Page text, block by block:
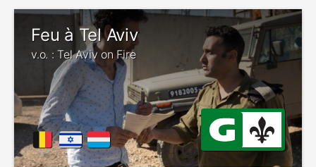
Feu à Tel Aviv
v.o. : Tel Aviv on Fire